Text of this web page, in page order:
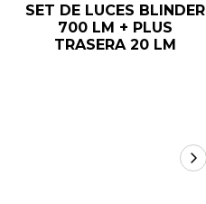
SET DE LUCES BLINDER
700 LM + PLUS
TRASERA 20 LM